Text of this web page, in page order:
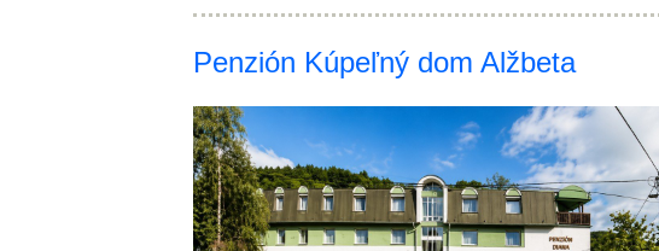
Penzión Kúpeľný dom Alžbeta